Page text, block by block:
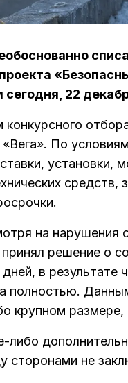
22
конкурсного
По
установки,
на нарушения
принял решение о
в результате
полностью.
крупном
либо
сторонами не